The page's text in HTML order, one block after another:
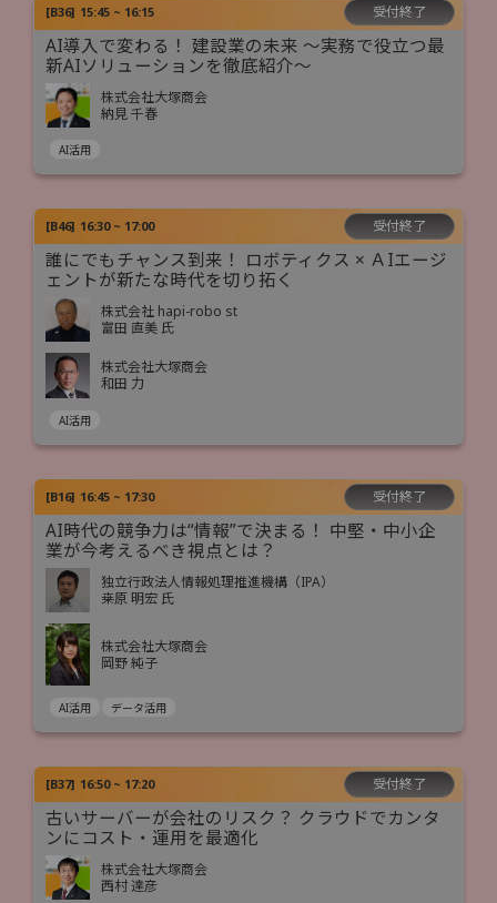
[B36] 15:45 ~ 16:15 受付終了
AI導入で変わる！ 建設業の未来 ～実務で役立つ最
新AIソリューションを徹底紹介～
株式会社大塚商会
納見 千春
AI活用
[B46] 16:30 ~ 17:00 受付終了
誰にでもチャンス到来！ ロボティクス × ＡIエージ
ェントが新たな時代を切り拓く
株式会社 hapi-robo st
富田 直美 氏
株式会社大塚商会
和田 力
AI活用
[B16] 16:45 ~ 17:30 受付終了
AI時代の競争力は“情報”で決まる！ 中堅・中小企
業が今考えるべき視点とは？
独立行政法人情報処理推進機構（IPA）
桒原 明宏 氏
株式会社大塚商会
岡野 純子
AI活用 データ活用
[B37] 16:50 ~ 17:20 受付終了
古いサーバーが会社のリスク？ クラウドでカンタ
ンにコスト・運用を最適化
株式会社大塚商会
西村 達彦